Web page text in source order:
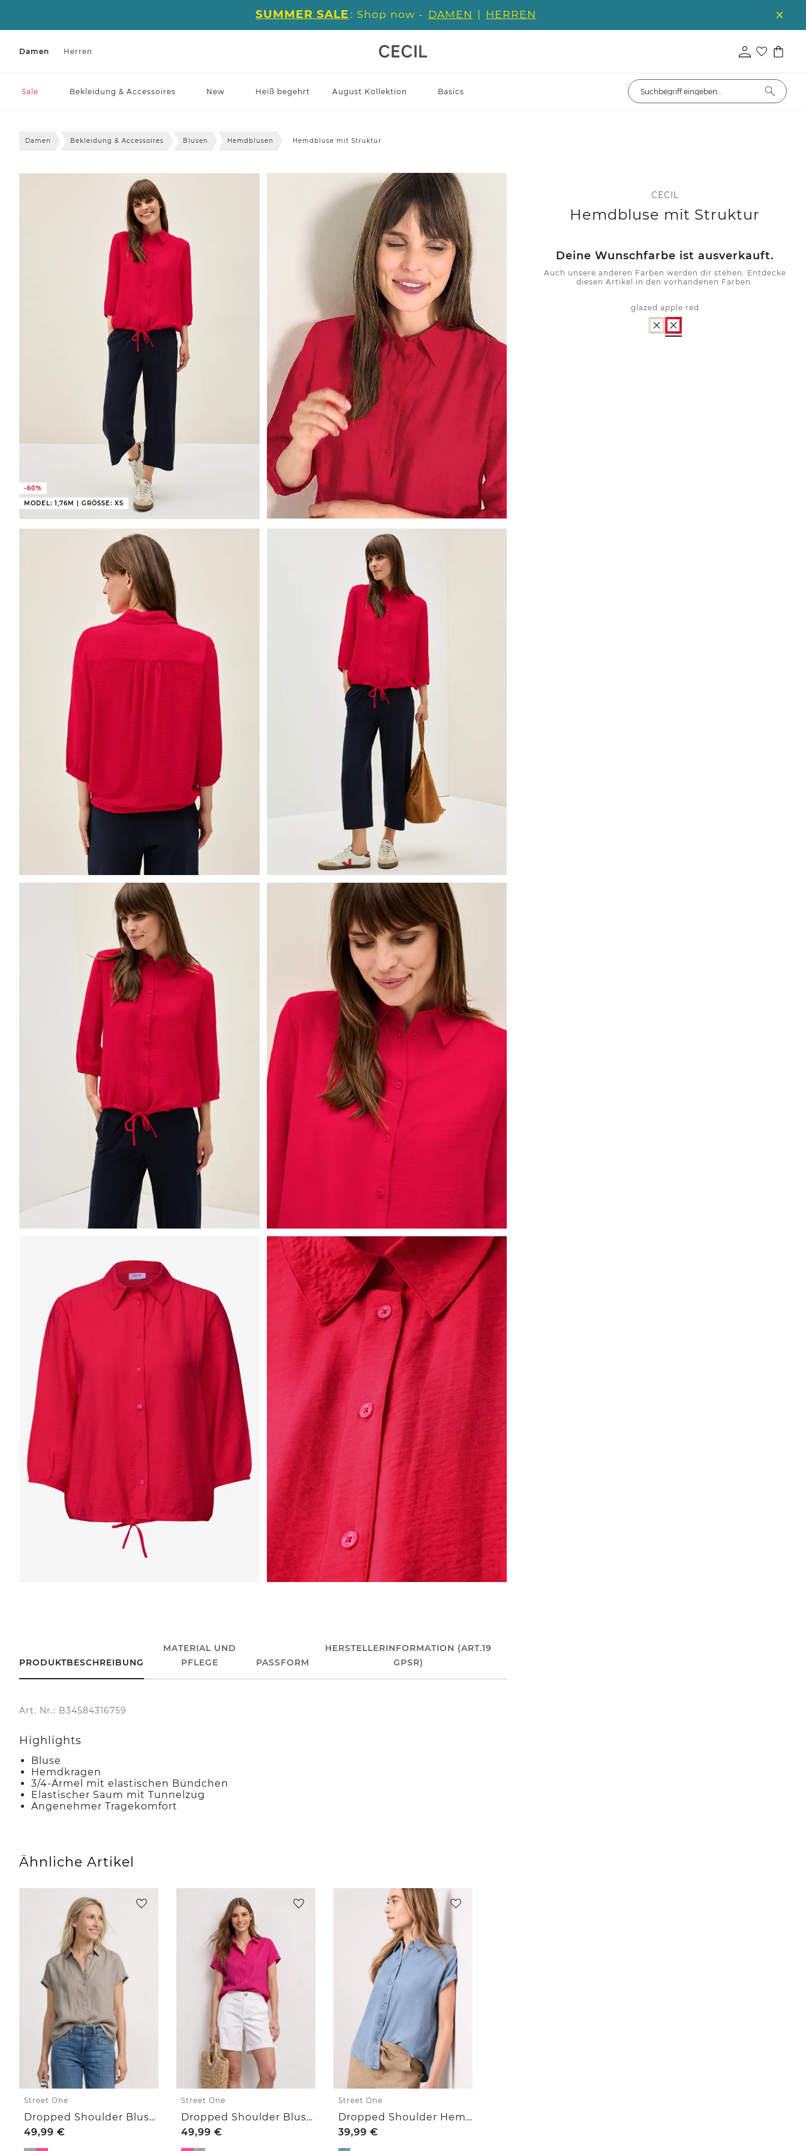
SUMMER SALE : Shop now - DAMEN | HERREN
Damen Herren
Sale Bekleidung & Accessoires New Heiß begehrt August Kollektion Basics
Damen Bekleidung & Accessoires Blusen Hemdblusen Hemdbluse mit Struktur
-60%
MODEL: 1,76M | GRÖSSE: XS
CECIL
Hemdbluse mit Struktur
Deine Wunschfarbe ist ausverkauft.
Auch unsere anderen Farben werden dir stehen. Entdecke
diesen Artikel in den vorhandenen Farben.
glazed apple red
PRODUKTBESCHREIBUNG
MATERIAL UND
PFLEGE
PASSFORM
HERSTELLERINFORMATION (ART.19
GPSR)
Art. Nr.: B34584316759
Highlights
Bluse
Hemdkragen
3/4-Ärmel mit elastischen Bündchen
Elastischer Saum mit Tunnelzug
Angenehmer Tragekomfort
Ähnliche Artikel
Street One
Dropped Shoulder Bluse aus Leinen
49,99 €
Street One
Dropped Shoulder Bluse aus Leinen
49,99 €
Street One
Dropped Shoulder Hemdbluse im Denim-Look
39,99 €